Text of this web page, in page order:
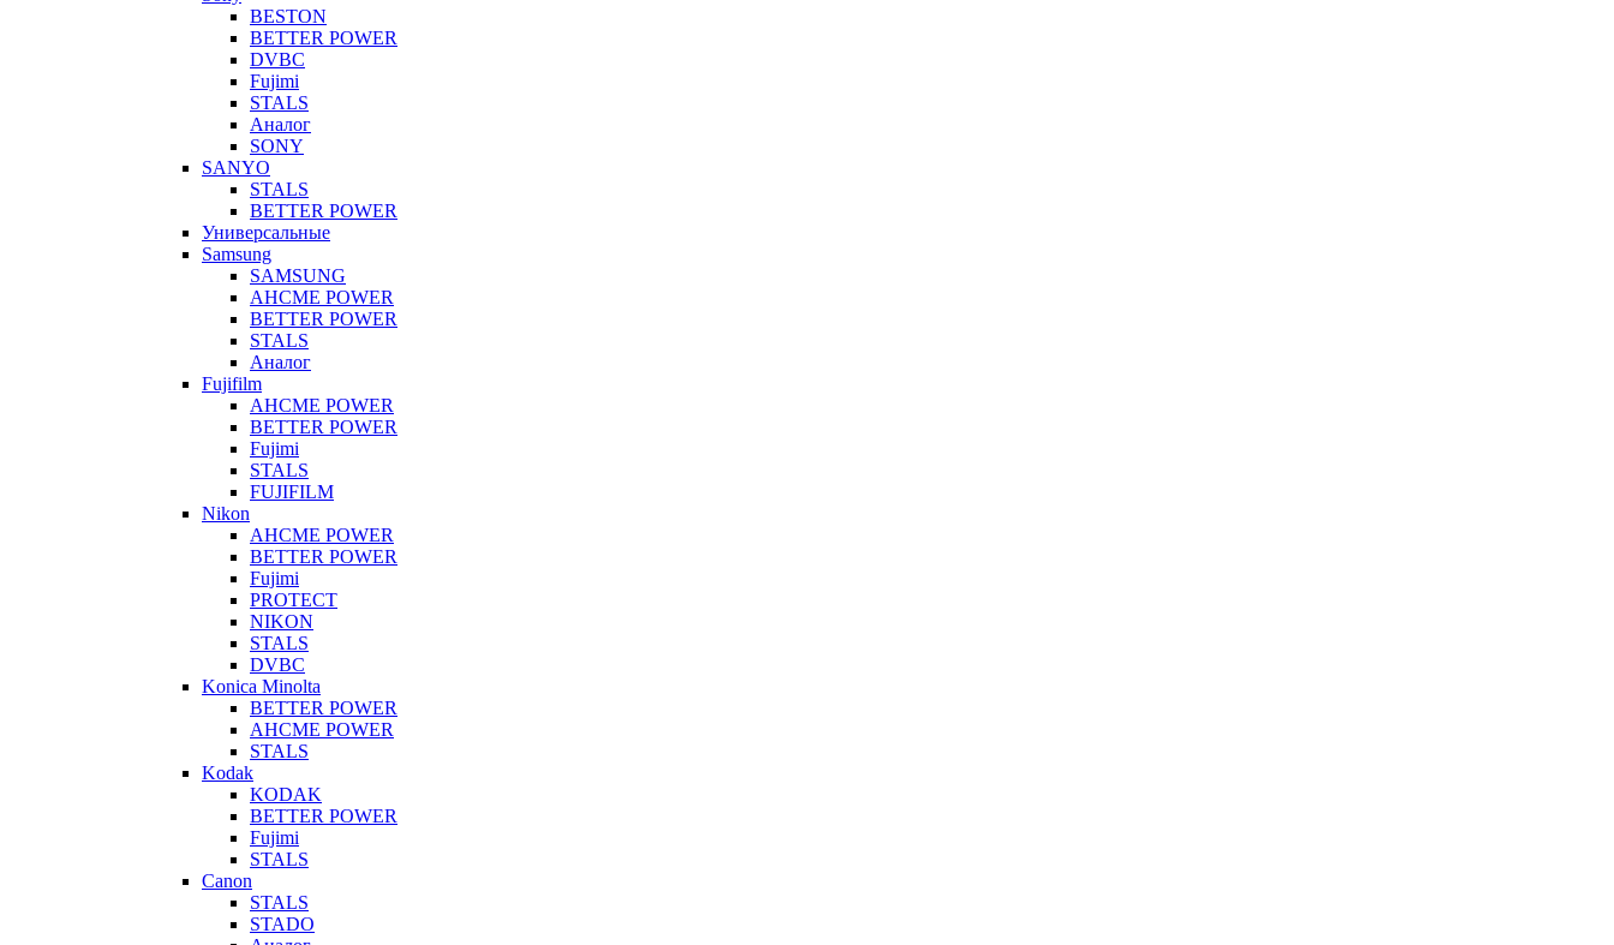
BESTON
BETTER POWER
DVBC
Fujimi
STALS
Аналог
SONY
SANYO
STALS
BETTER POWER
Универсальные
Samsung
SAMSUNG
AHCME POWER
BETTER POWER
STALS
Аналог
Fujifilm
AHCME POWER
BETTER POWER
Fujimi
STALS
FUJIFILM
Nikon
AHCME POWER
BETTER POWER
Fujimi
PROTECT
NIKON
STALS
DVBC
Konica Minolta
BETTER POWER
AHCME POWER
STALS
Kodak
KODAK
BETTER POWER
Fujimi
STALS
Canon
STALS
STADO